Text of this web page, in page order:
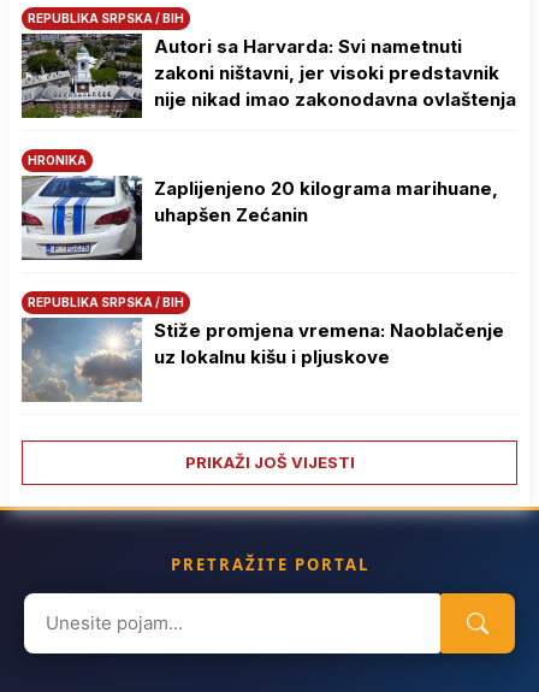
REPUBLIKA SRPSKA / BIH
Autori sa Harvarda: Svi nametnuti
zakoni ništavni, jer visoki predstavnik
nije nikad imao zakonodavna ovlaštenja
HRONIKA
Zaplijenjeno 20 kilograma marihuane,
uhapšen Zećanin
REPUBLIKA SRPSKA / BIH
Stiže promjena vremena: Naoblačenje
uz lokalnu kišu i pljuskove
PRIKAŽI JOŠ VIJESTI
PRETRAŽITE PORTAL
Search
for: